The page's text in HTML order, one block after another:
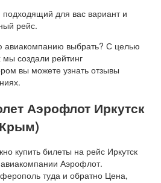
для вас вариант и
рейс.
авиакомпанию выбрать? С целью
создали рейтинг
вы можете узнать отзывы
Аэрофлот Иркутск
купить билеты на рейс Иркутск
Аэрофлот.
туда и обратно Цена,